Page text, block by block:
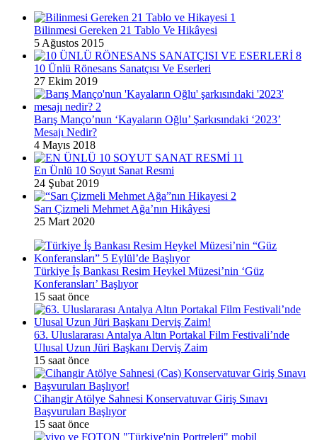
Bilinmesi Gereken 21 Tablo Ve Hikâyesi
5 Ağustos 2015
10 Ünlü Rönesans Sanatçısı Ve Eserleri
27 Ekim 2019
Barış Manço’nun ‘Kayaların Oğlu’ Şarkısındaki ‘2023’
Mesajı Nedir?
4 Mayıs 2018
En Ünlü 10 Soyut Sanat Resmi
24 Şubat 2019
Sarı Çizmeli Mehmet Ağa’nın Hikâyesi
25 Mart 2020
Türkiye İş Bankası Resim Heykel Müzesi’nin ‘Güz
Konferansları’ Başlıyor
15 saat önce
63. Uluslararası Antalya Altın Portakal Film Festivali’nde
Ulusal Uzun Jüri Başkanı Derviş Zaim
15 saat önce
Cihangir Atölye Sahnesi Konservatuvar Giriş Sınavı
Başvuruları Başlıyor
15 saat önce